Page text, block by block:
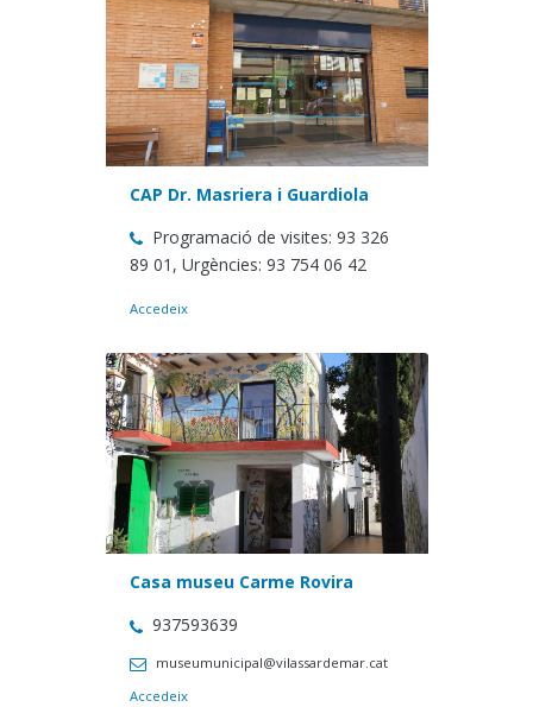
CAP Dr. Masriera i Guardiola
Programació de visites: 93 326
89 01, Urgències: 93 754 06 42
Accedeix
Casa museu Carme Rovira
937593639
museumunicipal@vilassardemar.cat
Accedeix